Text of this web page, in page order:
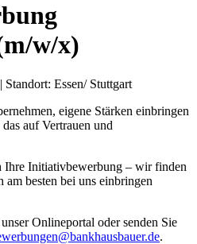
w/x)
Essen/ Stuttgart
eigene Stärken einbringen
auf Vertrauen und
Ihre Initiativbewerbung – wir finden
am besten bei uns einbringen
Onlineportal oder senden Sie
.